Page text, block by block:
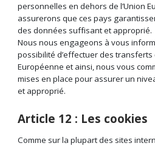
personnelles en dehors de l’Union
assurerons que ces pays
des données suffisant et approprié.
Nous nous engageons à vous
possibilité d’effectuer des
Européenne et ainsi, nous vous
mises en place pour assurer un
et approprié.
Article 12 : Les cookies
Comme sur la plupart des sites